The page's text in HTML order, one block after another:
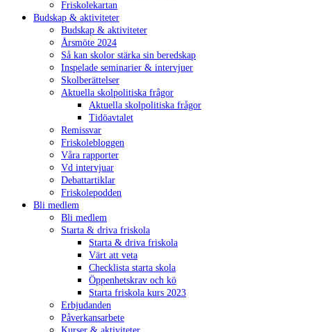
Friskolekartan
Budskap & aktiviteter
Budskap & aktiviteter
Årsmöte 2024
Så kan skolor stärka sin beredskap
Inspelade seminarier & intervjuer
Skolberättelser
Aktuella skolpolitiska frågor
Aktuella skolpolitiska frågor
Tidöavtalet
Remissvar
Friskolebloggen
Våra rapporter
Vd intervjuar
Debattartiklar
Friskolepodden
Bli medlem
Bli medlem
Starta & driva friskola
Starta & driva friskola
Värt att veta
Checklista starta skola
Öppenhetskrav och kö
Starta friskola kurs 2023
Erbjudanden
Påverkansarbete